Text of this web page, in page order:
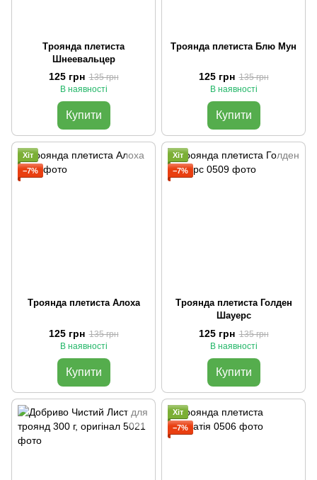
Троянда плетиста
Шнеевальцер
125 грн 135 грн
В наявності
Купити
Троянда плетиста Блю Мун
125 грн 135 грн
В наявності
Купити
Хіт
−7%
Троянда плетиста Алоха
125 грн 135 грн
В наявності
Купити
Хіт
−7%
Троянда плетиста Голден
Шауерс
125 грн 135 грн
В наявності
Купити
Хіт
−7%